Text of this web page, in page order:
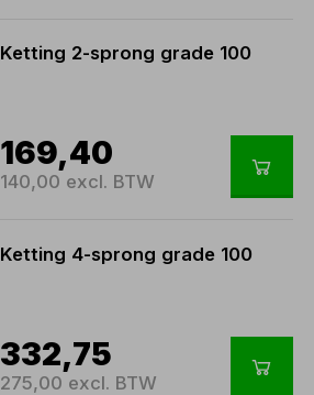
Ketting 2-sprong grade 100
169,40
140,00 excl. BTW
Ketting 4-sprong grade 100
332,75
275,00 excl. BTW